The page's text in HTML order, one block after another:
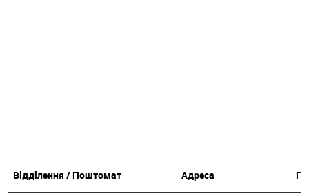
Відділення / Поштомат Адреса